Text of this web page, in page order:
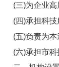
(三)为企业
(四)承担科
(五)负责为
(六)承担市